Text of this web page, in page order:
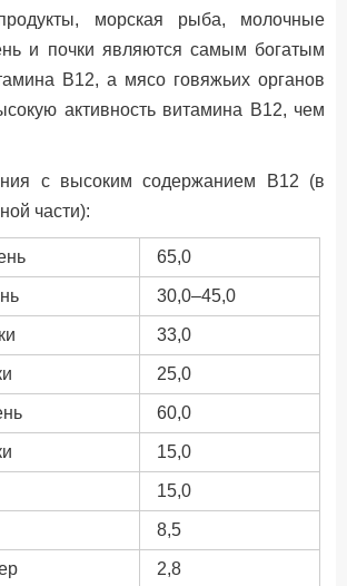
морская рыба, молочные
и почки являются самым богатым
B12, а мясо говяжьих органов
активность витамина B12, чем
с высоким содержанием В12 (в
части):
65,0
30,0–45,0
33,0
25,0
60,0
15,0
15,0
8,5
2,8